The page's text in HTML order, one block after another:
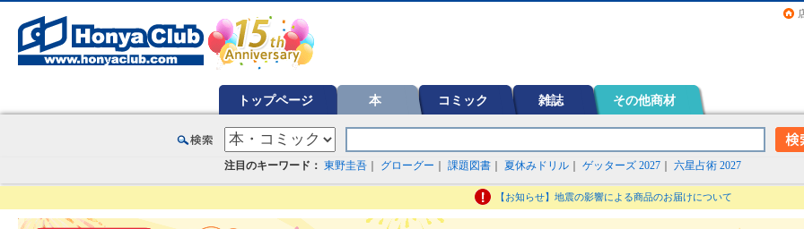
トップページ 本 コミック 雑誌 その他商材
注目のキーワード： 東野圭吾 グローグー 課題図書 夏休みドリル ゲッターズ 2027 六星占術 2027
【お知らせ】地震の影響による商品のお届けについて